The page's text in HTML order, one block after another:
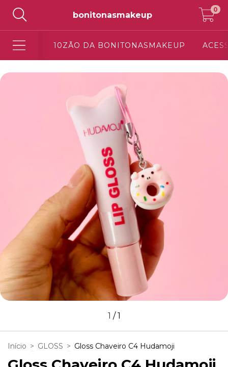
bonitonasmakeup
0
10ZÃO DA BONITONASMAKEUP
1 /1
Início > GLOSS > Gloss Chaveiro C4 Hudamoji